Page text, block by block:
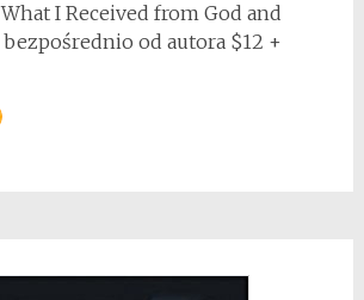
I Received from God and
od autora $12 +